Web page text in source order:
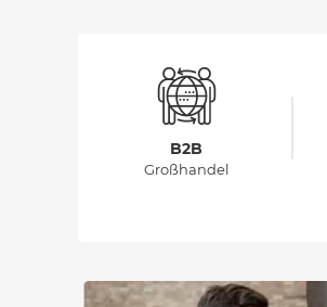
B2B
Großhandel